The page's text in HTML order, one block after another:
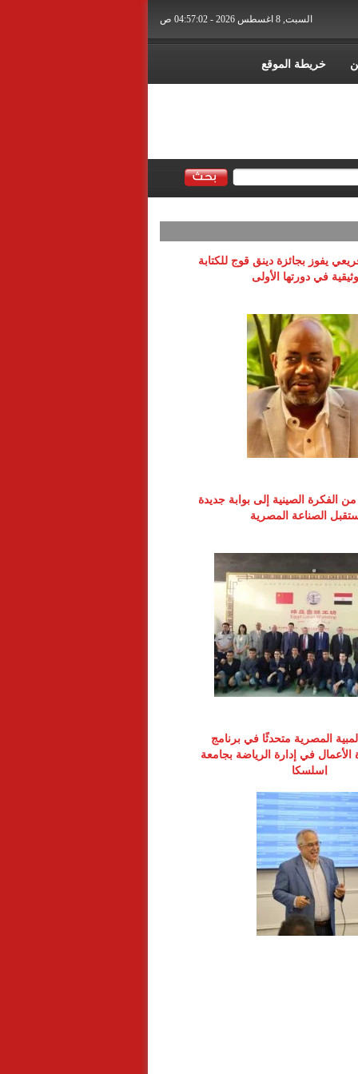
السبت, 8 اغسطس 2026 - 04:57:03 ص
خريطة الموقع
يفوز بجائزة دينق قوج للكتابة
في دورتها الأولى
الفكرة الصينية إلى بوابة جديدة
الصناعة المصرية
المصرية متحدثًا في برنامج
الأعمال في إدارة الرياضة بجامعة
إسلسكا